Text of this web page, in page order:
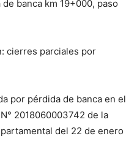
banca km 19+000, paso
cierres parciales por
por pérdida de banca en el
2018060003742 de la
del 22 de enero